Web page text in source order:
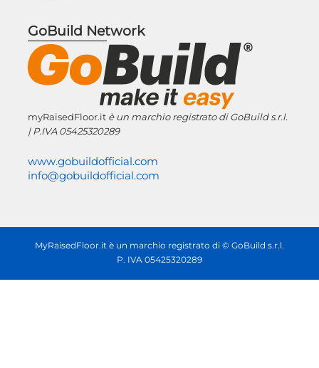
GoBuild Network
myRaisedFloor.it è un marchio registratodi GoBuild s.r.l.
| P.IVA 05425320289
www.gobuildofficial.com
info@gobuildofficial.com
MyRaisedFloor.it è un marchio registrato di © GoBuild s.r.l.
P. IVA 05425320289